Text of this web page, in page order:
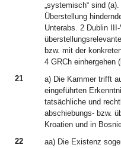
„systemisch“ sind
Überstellung
Unterabs. 2 Dublin
bzw. mit der
4 GRCh einhergehen
21
a) Die Kammer trifft
eingeführten
tatsächliche und
abschiebungs- bzw.
Kroatien und in
22
aa) Die Existenz